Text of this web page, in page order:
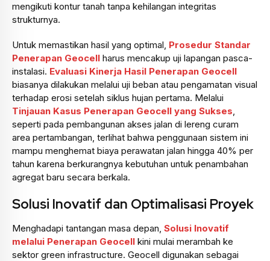
mengikuti kontur tanah tanpa kehilangan integritas
strukturnya.
Untuk memastikan hasil yang optimal, Prosedur Standar
Penerapan Geocell harus mencakup uji lapangan pasca-
instalasi. Evaluasi Kinerja Hasil Penerapan Geocell
biasanya dilakukan melalui uji beban atau pengamatan visual
terhadap erosi setelah siklus hujan pertama. Melalui
Tinjauan Kasus Penerapan Geocell yang Sukses,
seperti pada pembangunan akses jalan di lereng curam
area pertambangan, terlihat bahwa penggunaan sistem ini
mampu menghemat biaya perawatan jalan hingga 40% per
tahun karena berkurangnya kebutuhan untuk penambahan
agregat baru secara berkala.
Solusi Inovatif dan Optimalisasi Proyek
Menghadapi tantangan masa depan, Solusi Inovatif
melalui Penerapan Geocell kini mulai merambah ke
sektor green infrastructure. Geocell digunakan sebagai